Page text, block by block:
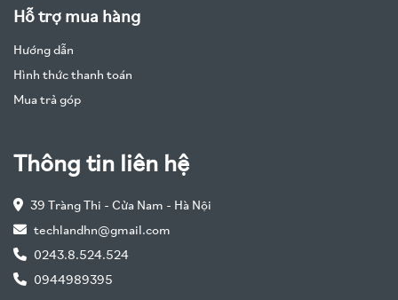
Hỗ trợ mua hàng
Hướng dẫn
Hình thức thanh toán
Mua trả góp
Thông tin liên hệ
39 Tràng Thi - Cửa Nam - Hà Nội
techlandhn@gmail.com
0243.8.524.524
0944989395